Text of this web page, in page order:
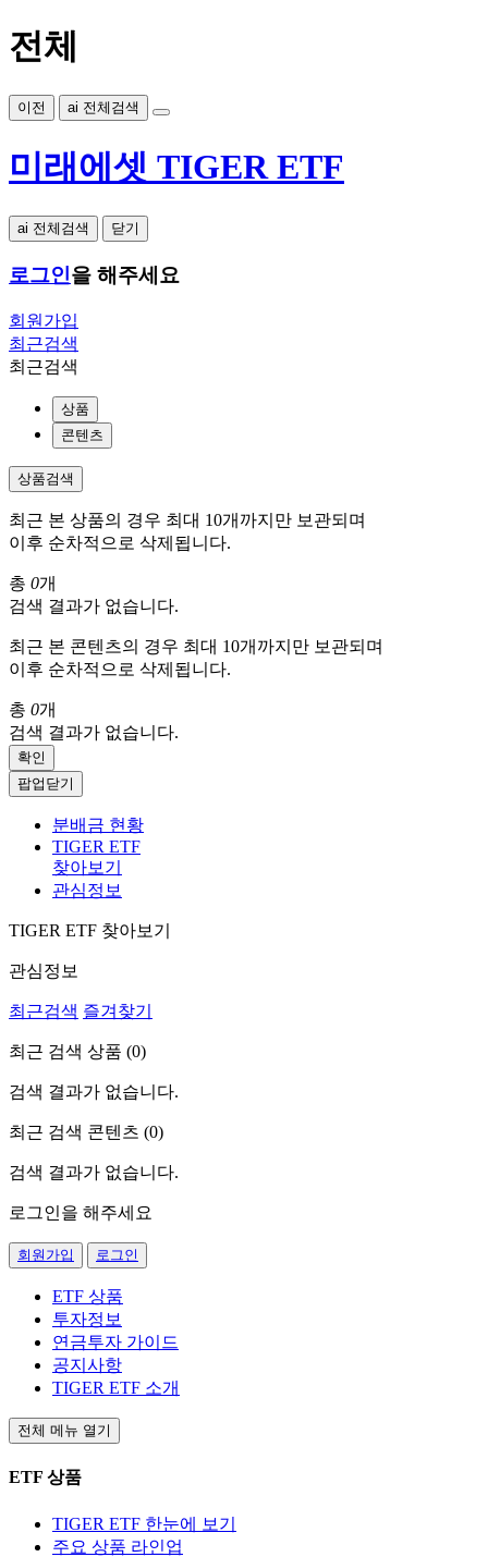
전체
이전 ai 전체검색
미래에셋 TIGER ETF
ai 전체검색 닫기
로그인을 해주세요
회원가입
최근검색
최근검색
상품
콘텐츠
상품검색
최근 본 상품의 경우 최대 10개까지만 보관되며
이후 순차적으로 삭제됩니다.
총 0개
검색 결과가 없습니다.
최근 본 콘텐츠의 경우 최대 10개까지만 보관되며
이후 순차적으로 삭제됩니다.
총 0개
검색 결과가 없습니다.
확인
팝업닫기
분배금 현황
TIGER ETF
찾아보기
관심정보
TIGER ETF 찾아보기
관심정보
최근검색 즐겨찾기
최근 검색 상품 (0)
검색 결과가 없습니다.
최근 검색 콘텐츠 (0)
검색 결과가 없습니다.
로그인을 해주세요
회원가입 로그인
ETF 상품
투자정보
연금투자 가이드
공지사항
TIGER ETF 소개
전체 메뉴 열기
ETF 상품
TIGER ETF 한눈에 보기
주요 상품 라인업